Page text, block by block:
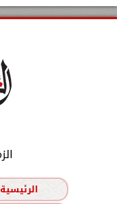
الرئيسية